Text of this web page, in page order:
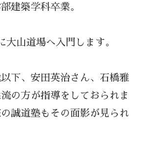
建築学科卒業。
大山道場へ入門します。
下、安田英治さん、石橋雅
の方が指導をしておられま
誠道塾もその面影が見られ